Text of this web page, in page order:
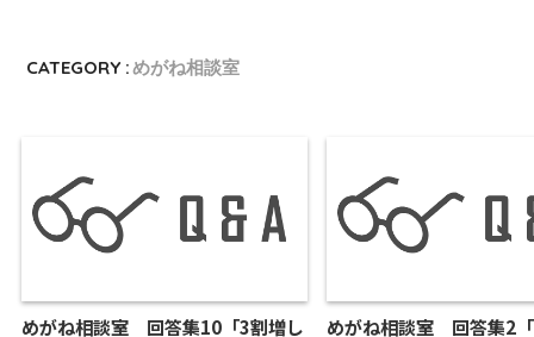
CATEGORY :めがね相談室
めがね相談室 回答集10「3割増し
めがね相談室 回答集2